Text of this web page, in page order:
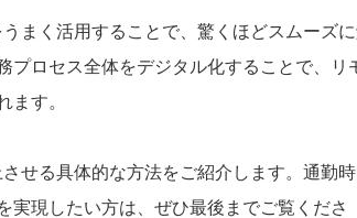
まく活用することで、驚くほどスムーズ
プロセス全体をデジタル化することで、リ
ます。
せる具体的な方法をご紹介します。通勤時
実現したい方は、ぜひ最後までご覧くださ